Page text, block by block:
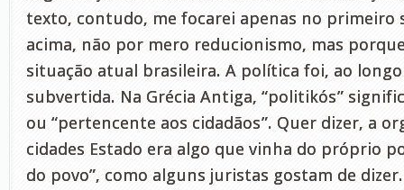
texto, contudo, me focarei apenas no primeiro
acima, não por mero reducionismo, mas
situação atual brasileira. A política foi, ao
subvertida. Na Grécia Antiga, “politikós”
ou “pertencente aos cidadãos”. Quer dizer, a
cidades Estado era algo que vinha do próprio
do povo”, como alguns juristas gostam de